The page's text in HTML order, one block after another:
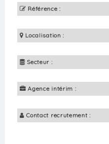
Référence :
Localisation :
Secteur :
Agence intérim :
Contact recrutement :